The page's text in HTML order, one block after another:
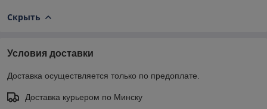
Скрыть
Условия доставки
Доставка осуществляется только по предоплате.
Доставка курьером по Минску